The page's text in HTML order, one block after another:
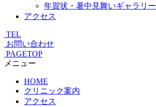
年賀状・暑中見舞いギャラリー
アクセス
TEL
お問い合わせ
PAGETOP
メニュー
HOME
クリニック案内
アクセス